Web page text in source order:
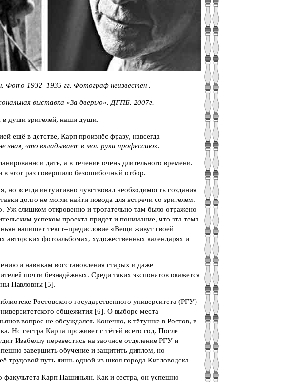
1932–1935 гг. Фотограф неизвестен .
выставка «За дверью». ДГПБ. 2007г.
в души зрителей, наши души.
ещё в детстве, Карп произнёс фразу, навсегда
зная, что вкладывает в мои руки профессию».
дате, а в течение очень длительного времени.
в этот раз совершило безошибочный отбор.
но всегда интуитивно чувствовал необходимость создания
долго не могли найти повода для встречи со зрителем.
Уж слишком откровенно и трогательно там было отражено
успехом проекта придет и понимание, что эта тема
напишет текст–предисловие «Вещи живут своей
фотоальбомах, художественных календарях и
и навыкам восстановления старых и даже
почти безнадёжных. Среди таких экспонатов окажется
Павловны [5].
Ростовского государственного университета (РГУ)
общежития [6]. О выборе места
вопрос не обсуждался. Конечно, к тётушке в Ростов, в
Но сестра Карпа проживет с тётей всего год. После
Изабеллу перевестись на заочное отделение РГУ и
завершить обучение и защитить диплом, но
трудовой путь лишь одной из школ города Кисловодска.
факультета Карп Пашиньян. Как и сестра, он успешно